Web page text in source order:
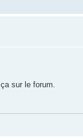
sur le forum.